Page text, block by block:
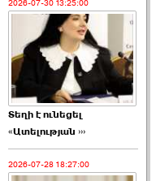
2026-07-30 13:25:00
Տեղի է ունեցել
«Ատելության ›››
2026-07-28 18:27:00